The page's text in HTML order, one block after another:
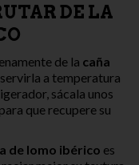
DE LA
de la caña
servirla a temperatura
sácala unos
que recupere su
de lomo ibérico es